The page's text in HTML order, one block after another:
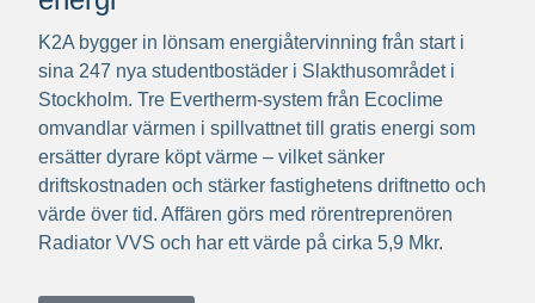
K2A bygger in lönsam energiåtervinning från start i
sina 247 nya studentbostäder i Slakthusområdet i
Stockholm. Tre Evertherm-system från Ecoclime
omvandlar värmen i spillvattnet till gratis energi som
ersätter dyrare köpt värme – vilket sänker
driftskostnaden och stärker fastighetens driftnetto och
värde över tid. Affären görs med rörentreprenören
Radiator VVS och har ett värde på cirka 5,9 Mkr.